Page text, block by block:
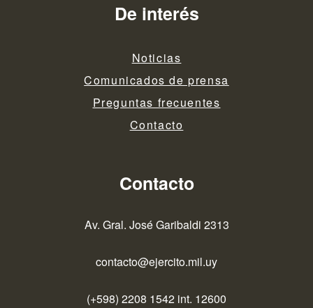
De interés
Noticias
Comunicados de prensa
Preguntas frecuentes
Contacto
Contacto
Av. Gral. José Garibaldi 2313
contacto@ejercito.mil.uy
(+598) 2208 1542 int. 12600